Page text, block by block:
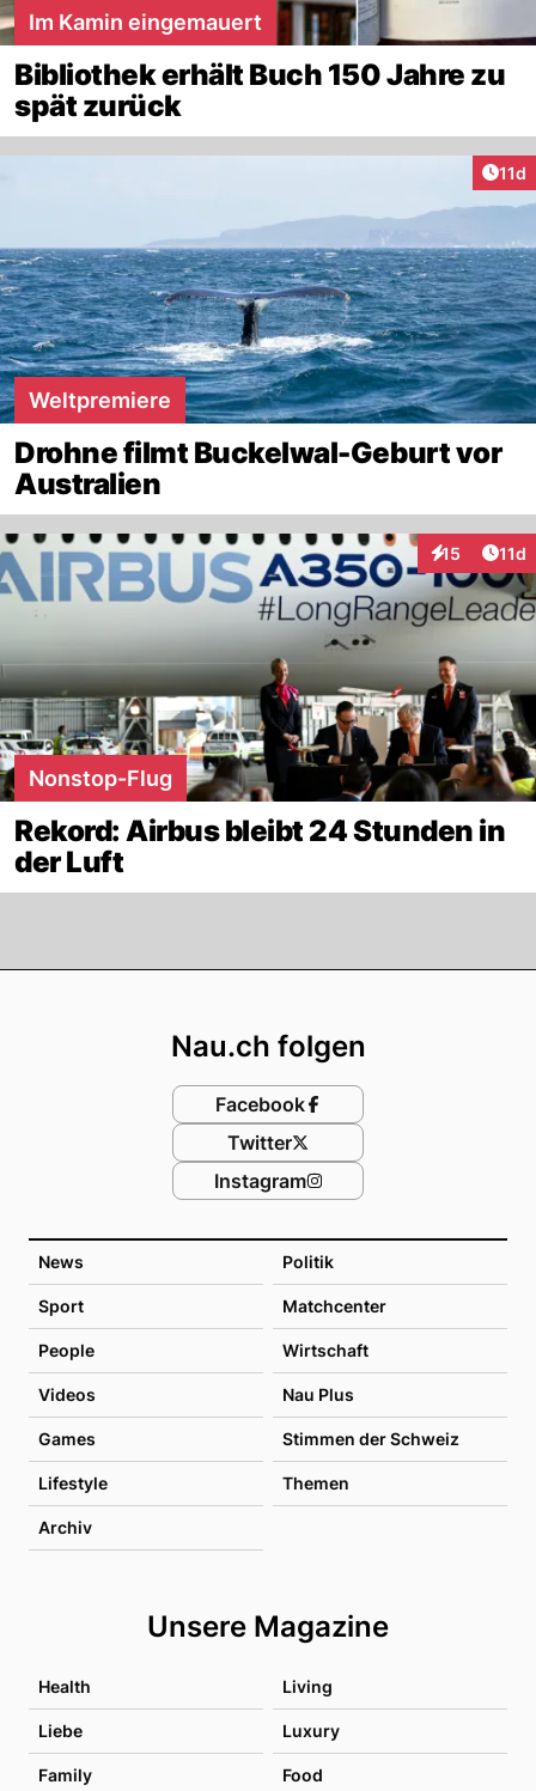
Im Kamin eingemauert
Bibliothek erhält Buch 150 Jahre zu
spät zurück
11d
Weltpremiere
Drohne filmt Buckelwal-Geburt vor
Australien
15
Interaktionen
11d
Nonstop-Flug
Rekord: Airbus bleibt 24 Stunden in
der Luft
News Politik
Sport Matchcenter
People Wirtschaft
Videos Nau Plus
Games Stimmen der Schweiz
Lifestyle Themen
Archiv
Unsere Magazine
Health Living
Liebe Luxury
Family Food
Nau.ch folgen
Facebook
Twitter
Instagram